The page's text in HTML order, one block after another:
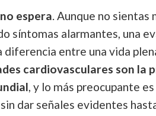
espera. Aunque no sientas
síntomas alarmantes, una
diferencia entre una vida
cardiovasculares son la
, y lo más preocupante
dar señales evidentes